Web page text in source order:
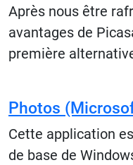
Après nous être
avantages de
première
Photos
Cette application
de base de